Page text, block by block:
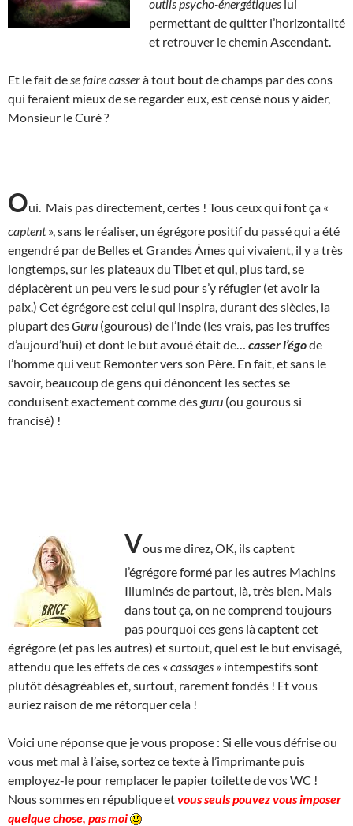
outilspsycho-énergétiques lui
permettant de quitter l’horizontalité
et retrouver le chemin Ascendant.
Et le fait de se faire casserà tout bout de champs par des cons
qui feraient mieux de se regarder eux, est censé nous y aider,
Monsieur le Curé ?
Oui. Mais pas directement, certes ! Tous ceux qui font ça «
captent», sans le réaliser, un égrégore positif du passé qui a été
engendré par de Belles et Grandes Âmes qui vivaient, il y a très
longtemps, sur les plateaux du Tibet et qui, plus tard, se
déplacèrent un peu vers le sud pour s’y réfugier (et avoir la
paix.) Cet égrégore est celui qui inspira, durant des siècles, la
plupart desGuru (gourous) de l’Inde (les vrais, pas les truffes
d’aujourd’hui) et dont le but avoué était de… casser l’égode
l’homme qui veut Remonter vers son Père. En fait, et sans le
savoir, beaucoup de gens qui dénoncent les sectes se
conduisent exactement comme des guru (ou gourous si
francisé) !
Vous me direz, OK, ils captent
l’égrégore formé par les autres Machins
Illuminés de partout, là, très bien. Mais
dans tout ça, on ne comprend toujours
pas pourquoi ces gens là captent cet
égrégore (et pas les autres) et surtout, quel est le but envisagé,
attendu que les effets de ces « cassages » intempestifs sont
plutôt désagréables et, surtout, rarement fondés ! Et vous
auriez raison de me rétorquer cela !
Voici une réponse que je vous propose : Si elle vous défrise ou
vous met mal à l’aise, sortez ce texte à l’imprimante puis
employez-le pour remplacer le papier toilette de vos WC !
Nous sommes en république etvous seuls pouvez vous imposer
quelque chose, pas moi